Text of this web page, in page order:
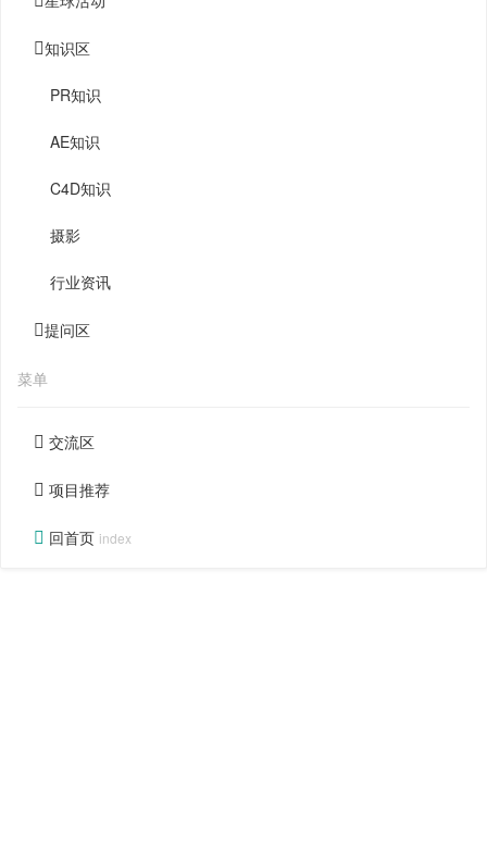
知识区
PR知识
AE知识
C4D知识
摄影
行业资讯
提问区
菜单
交流区
项目推荐
回首页 index